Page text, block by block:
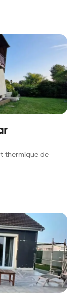
thermique de